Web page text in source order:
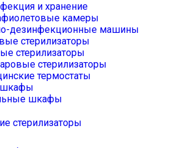
и хранение
камеры
дезинфекционные машины
стерилизаторы
стерилизаторы
стерилизаторы
термостаты
шкафы
стерилизаторы